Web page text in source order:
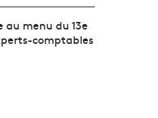
au menu du 13e
comptables